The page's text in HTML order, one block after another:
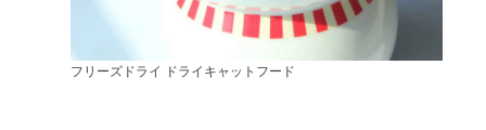
フリーズドライ ドライキャットフード